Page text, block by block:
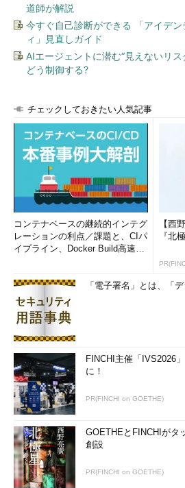
タではそのような複雑な処理を実行す
パケットのフォワードのみを処理する
1つにまとめるのは、あて先コンピュー
ここで重要なのは、フラグメント化
トがフラグメント化されると、分割さ
別のIPパケットと同様に扱われ、お互
ーティングの対象となる。そのためネ
ケットの到着時間や到着順序はまった
IPパケットと混ざって順不同で到着す
よってはどこかで一部のパケットが消
い。だがこれもネットワークの特性上
プロトコルではこのような事態が起こ
されている（といっても、実際には一
IPパケット全体を破棄するだけであるが
MTUの最小値
MTUの値はネットワークの媒体によ
たが、ではどんなサイズのMTUでも
というと、そうではない。フラグメン
は、データだけでなく、必ずIPヘッダ
る。そのため、このサイズよりも小さ
とすると、IPパケットそのものを格納
このような事態を防ぐため、TCP/IP
用可能な最低限のMTUサイズというも
の値は、現在では576bytesであるとさ
のLAN技術などと照らし合わせるとか
り大きな値に変更されるかもしれない
道師が解説
今すぐ自己診断ができる 「アイデ
ィ」見直しガイド
AIエージェントに潜む“見えないリ
どう制御する?
チェックしておきたい人気記事
コンテナベースの継続的インテグ
レーションの利点／課題と、CIパ
イプライン、Docker Build高速化
【西
『北
「電子署名」とは、「
FINCHI主催「IVS2026
に！
PR(FINCHI on GOETHE)
GOETHEとFINCHIがタ
創設
PR(FINCHI on GOETHE)